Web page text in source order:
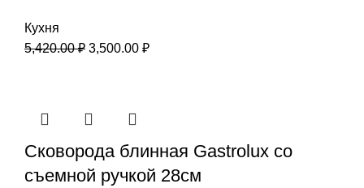
Кухня
5,420.00₽ 3,500.00 ₽
Сковорода блинная Gastrolux со
съемной ручкой 28см